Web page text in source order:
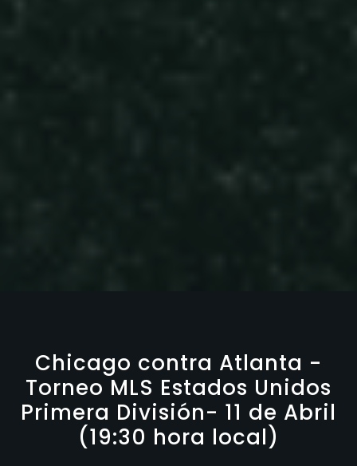
Chicago contra Atlanta -
Torneo MLS Estados Unidos
Primera División- 11 de Abril
(19:30 hora local)